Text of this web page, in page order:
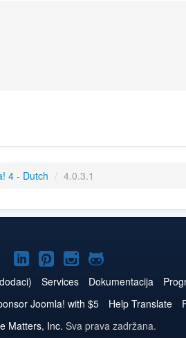
4 - Dutch / 4.0.3.1
Joomla!
Joomla!
naLinkedIn
Joomla!
na
Pinterest
Joomla!
na
Instagram
Joomla!
na
GitHub
Services Dokumentacija
Joomla! with $5 Help Translate
Matters, Inc. Sva prava zadržana.